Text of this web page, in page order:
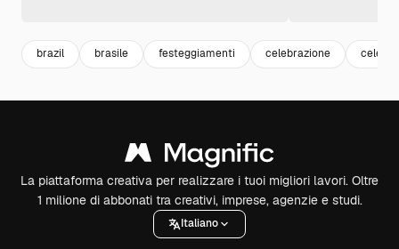
brazil brasile festeggiamenti celebrazione
La piattaforma creativa per realizzare i tuoi migliori lavori. Oltre
1 milione di abbonati tra creativi, imprese, agenzie e studi.
Italiano